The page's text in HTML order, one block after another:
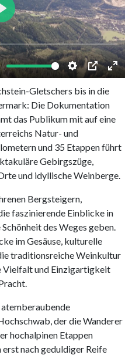
Wein (Teil 1)
Gletschers bis in die
Die Dokumentation
das Publikum mit auf eine
Natur- und
und 35 Etappen führt
Gebirgszüge,
und idyllische Weinberge.
Bergsteigern,
faszinierende Einblicke in
des Weges geben.
im Gesäuse, kulturelle
traditionsreiche Weinkultur
Vielfalt und Einzigartigkeit
der die Wanderer
hochalpinen Etappen
nach geduldiger Reife